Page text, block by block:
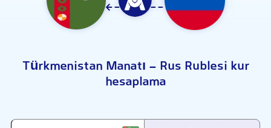
Türkmenistan Manatı - Rus Rublesi kur
hesaplama